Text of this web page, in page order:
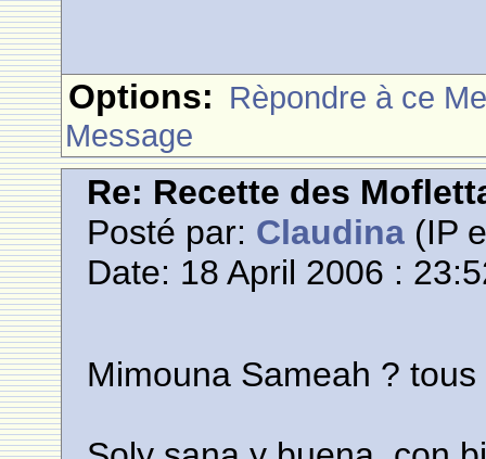
Options: Rèpondre à ce
Message
Re: Recette des
Posté par: Claudina (IP
Date: 18 April 2006 :
Mimouna Sameah ?